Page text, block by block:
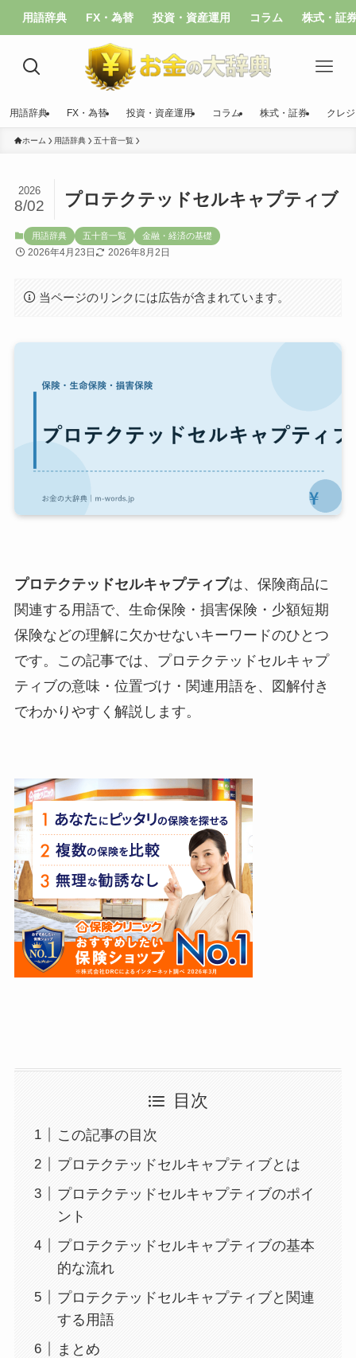
用語辞典 FX・為替 投資・資産運用 コラム 株式・証
用語辞典 FX・為替 投資・資産運用 コラム 株式・証券 クレ
ホーム 用語辞典 五十音一覧
プロテクテッドセルキャプティブ
2026
8/02
用語辞典 五十音一覧 金融・経済の基礎
2026年4月23日 2026年8月2日
当ページのリンクには広告が含まれています。
プロテクテッドセルキャプティブは、保険商品に
関連する用語で、生命保険・損害保険・少額短期
保険などの理解に欠かせないキーワードのひとつ
です。この記事では、プロテクテッドセルキャプ
ティブの意味・位置づけ・関連用語を、図解付き
でわかりやすく解説します。
目次
この記事の目次
プロテクテッドセルキャプティブとは
プロテクテッドセルキャプティブのポイ
ント
プロテクテッドセルキャプティブの基本
的な流れ
プロテクテッドセルキャプティブと関連
する用語
まとめ